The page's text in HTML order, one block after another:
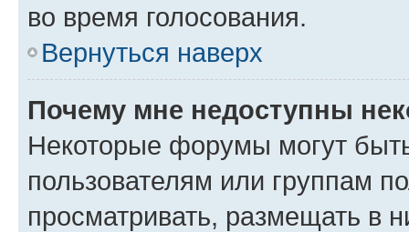
во время голосования.
Вернуться наверх
Почему мне недоступны
Некоторые форумы могут
пользователям или группам
просматривать, размещать в